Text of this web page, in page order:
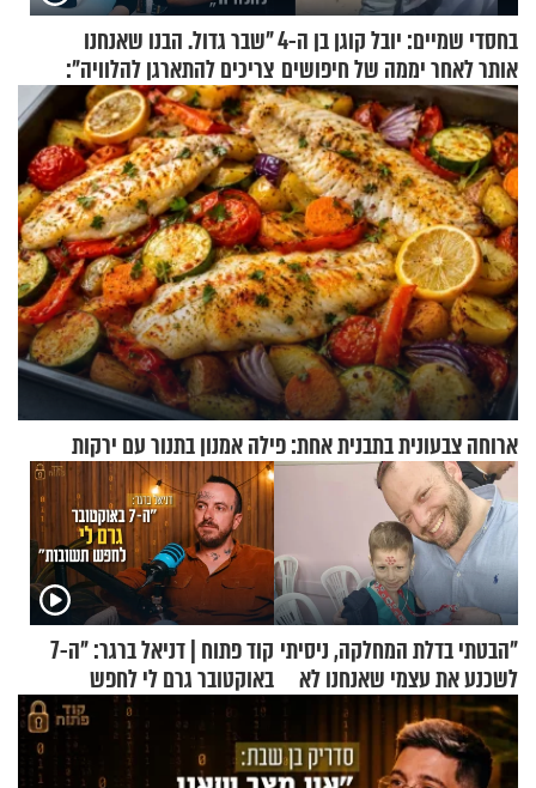
בחסדי שמיים: יובל קוגן בן ה-4
אותר לאחר יממה של חיפושים
"שבר גדול. הבנו שאנחנו
צריכים להתארגן להלוויה":
זוגיות במבחן, הפעם עם מרים
וגד דנינו
ארוחה צבעונית בתבנית אחת: פילה אמנון בתנור עם ירקות
"הבטתי בדלת המחלקה, ניסיתי
לשכנע את עצמי שאנחנו לא
שייכים לשם"
קוד פתוח | דניאל ברגר: "ה-7
באוקטובר גרם לי לחפש
תשובות"